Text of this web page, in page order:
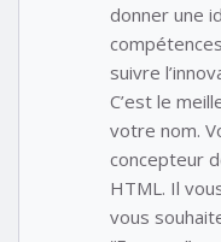
donner une
suivre
C’est le
votre nom.
concepteur
HTML. Il
vous